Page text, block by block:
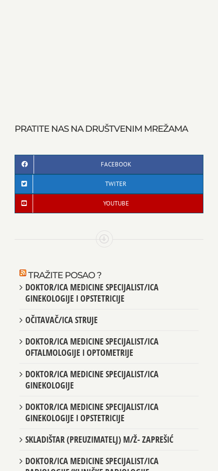
PRATITE NAS NA DRUŠTVENIM MREŽAMA
FACEBOOK
TWITER
YOUTUBE
TRAŽITE POSAO ?
DOKTOR/ICA MEDICINE SPECIJALIST/ICA
GINEKOLOGIJE I OPSTETRICIJE
OČITAVAČ/ICA STRUJE
DOKTOR/ICA MEDICINE SPECIJALIST/ICA
OFTALMOLOGIJE I OPTOMETRIJE
DOKTOR/ICA MEDICINE SPECIJALIST/ICA
GINEKOLOGIJE
DOKTOR/ICA MEDICINE SPECIJALIST/ICA
GINEKOLOGIJE I OPSTETRICIJE
SKLADIŠTAR (PREUZIMATELJ) M/Ž- ZAPREŠIĆ
DOKTOR/ICA MEDICINE SPECIJALIST/ICA